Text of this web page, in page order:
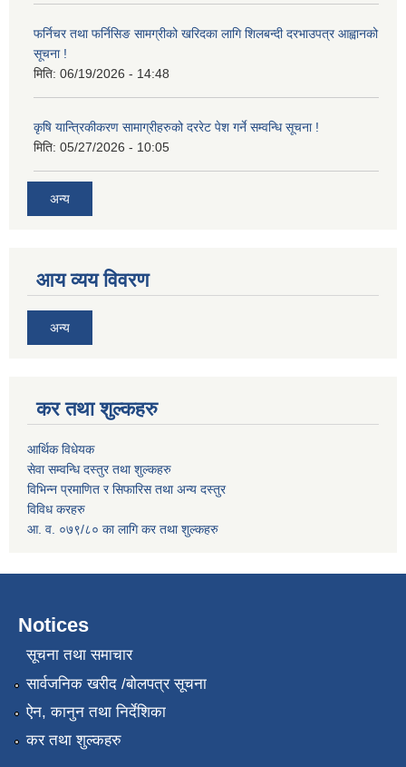
फर्निचर तथा फर्निसिङ सामग्रीको खरिदका लागि शिलबन्दी दरभाउपत्र आह्वानको
सूचना !
मिति: 06/19/2026 - 14:48
कृषि यान्त्रिकीकरण सामाग्रीहरुको दररेट पेश गर्ने सम्वन्धि सूचना !
मिति: 05/27/2026 - 10:05
अन्य
आय व्यय विवरण
अन्य
कर तथा शुल्कहरु
आर्थिक विधेयक
सेवा सम्वन्धि दस्तुर तथा शुल्कहरु
विभिन्न प्रमाणित र सिफारिस तथा अन्य दस्तुर
विविध करहरु
आ. व. ०७९/८० का लागि कर तथा शुल्कहरु
Notices
सूचना तथा समाचार
सार्वजनिक खरीद /बोलपत्र सूचना
ऐन, कानुन तथा निर्देशिका
कर तथा शुल्कहरु